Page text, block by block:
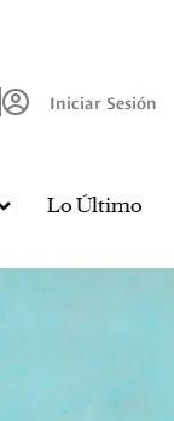
Iniciar Sesión
Lo Último